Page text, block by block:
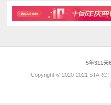
5年311天
Copyright © 2020-2021